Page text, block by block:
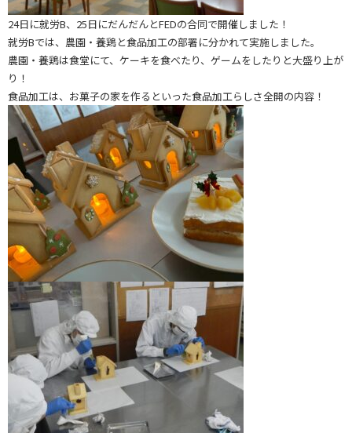
24日に就労B、25日にだんだんとFEDの合同で開催しました！
就労Bでは、農園・養鶏と食品加工の部署に分かれて実施しました。
農園・養鶏は食堂にて、ケーキを食べたり、ゲームをしたりと大盛り上が
り！
食品加工は、お菓子の家を作るといった食品加工らしさ全開の内容！